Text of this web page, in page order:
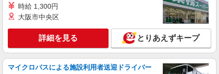
時給 1,300円
大阪市中央区
詳細を見る とりあえずキープ
マイクロバスによる施設利用者送迎ドライバー